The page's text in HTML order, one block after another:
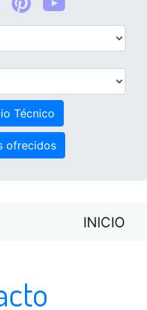
ofrecidos
INICIO